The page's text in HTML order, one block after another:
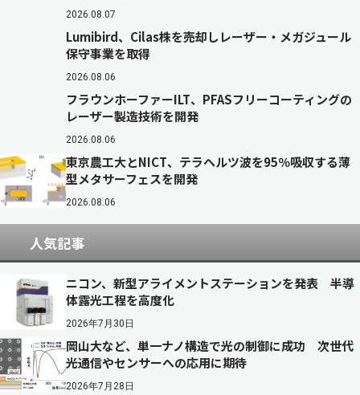
2026.08.07
Lumibird、Cilas株を売却しレーザー・メガジュール
保守事業を取得
2026.08.06
フラウンホーファーILT、PFASフリーコーティングの
レーザー製造技術を開発
2026.08.06
東京農工大とNICT、テラヘルツ波を95％吸収する薄
型メタサーフェスを開発
2026.08.06
人気記事
ニコン、新型アライメントステーションを発表 半導
体露光工程を高度化
2026年7月30日
岡山大など、単一ナノ構造で光の制御に成功 次世代
光通信やセンサーへの応用に期待
2026年7月28日